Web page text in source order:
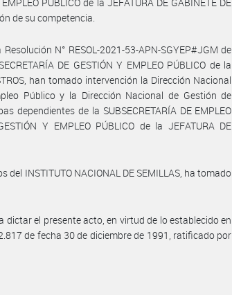
de su competencia.
N° RESOL-2021-53-APN-SGYEP#JGM de
DE GESTIÓN Y EMPLEO PÚBLICO de la
han tomado intervención la Dirección Nacional
Público y la Dirección Nacional de Gestión de
dependientes de la SUBSECRETARÍA DE EMPLEO
Y EMPLEO PÚBLICO de la JEFATURA DE
del INSTITUTO NACIONAL DE SEMILLAS, ha tomado
dictar el presente acto, en virtud de lo establecido en
de fecha 30 de diciembre de 1991, ratificado por